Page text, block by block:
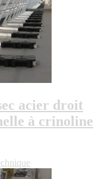
acier droit
à crinoline